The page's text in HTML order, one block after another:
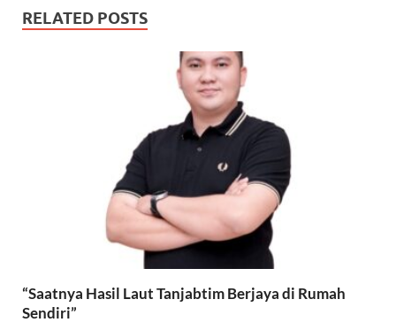
RELATED POSTS
“Saatnya Hasil Laut Tanjabtim Berjaya di Rumah
Sendiri”